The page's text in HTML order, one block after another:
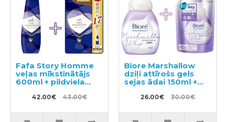
Fafa Story Homme
veļas mīkstinātājs
600ml + pildviela
42.00€ 43.00€
Biore Marshallow
dziļi attīrošs gels
sejas ādai 150ml +
pildviela 130ml
26.00€ 30.00€